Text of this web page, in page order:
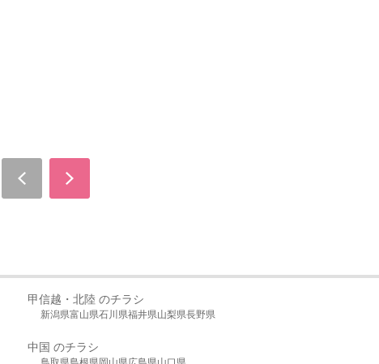
甲信越・北陸 のチラシ
新潟県富山県石川県福井県山梨県長野県
中国 のチラシ